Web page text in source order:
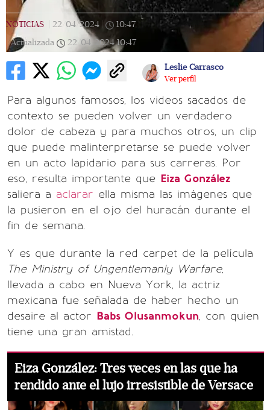
NOTICIAS 22/04/2024 10:47
Actualizada
22/04/2024 10:47
Leslie Carrasco
Ver perfil
Para algunos famosos, los videos sacados de
contexto se pueden volver un verdadero
dolor de cabeza y para muchos otros, un clip
que puede malinterpretarse se puede volver
en un acto lapidario para sus carreras. Por
eso, resulta importante que Eiza González
saliera a aclarar ella misma las imágenes que
la pusieron en el ojo del huracán durante el
fin de semana.
Y es que durante la red carpet de la película
The Ministry of Ungentlemanly Warfare,
llevada a cabo en Nueva York, la actriz
mexicana fue señalada de haber hecho un
desaire al actor Babs Olusanmokun, con quien
tiene una gran amistad.
Eiza González: Tres veces en las que ha
rendido ante el lujo irresistible de Versace